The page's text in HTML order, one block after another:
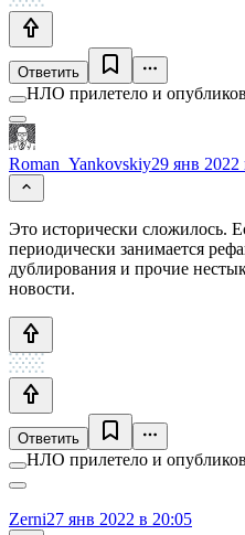
Ответить
НЛО прилетело и
Roman_Yankovskiy29 янв 2022
Это исторически сложилось.
периодически занимается
дублирования и прочие
новости.
Ответить
НЛО прилетело и
Zerni27 янв 2022 в 20:05